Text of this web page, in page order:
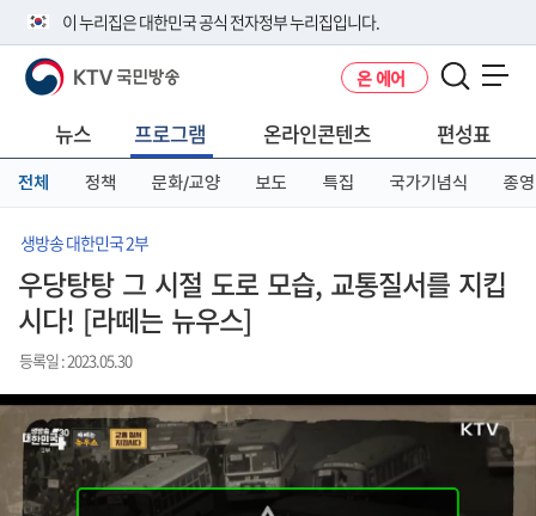
이 누리집은 대한민국 공식 전자정부 누리집입니다.
공식 누리집 주소 확인하기
니다.
이밖에 or.kr 또는 .kr등 다른 도메인 주소를 사용하고 있다면 아래 URL에
서 도메인 주소를 확인해 보세요
KTV 국민방송 온 에어
뉴스 프로그램 온라인콘텐츠 편성표
전체 정책 문화/교양 보도 특집 국가기념식 종영
생방송 대한민국 2부
우당탕탕 그 시절 도로 모습, 교통질서를 지킵
시다! [라떼는 뉴우스]
등록일 : 2023.05.30